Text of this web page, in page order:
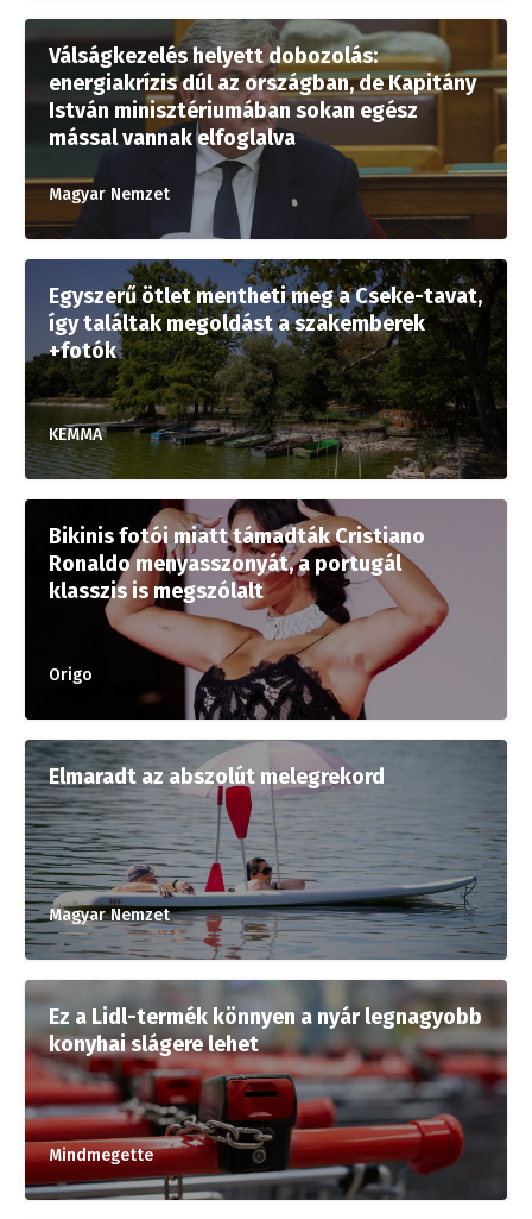
Válságkezelés helyett dobozolás:
energiakrízis dúl az országban, de Kapitány
István minisztériumában sokan egész
mással vannak elfoglalva
Magyar Nemzet
Egyszerű ötlet mentheti meg a Cseke-tavat,
így találtak megoldást a szakemberek
+fotók
KEMMA
Bikinis fotói miatt támadták Cristiano
Ronaldo menyasszonyát, a portugál
klasszis is megszólalt
Origo
Elmaradt az abszolút melegrekord
Magyar Nemzet
Ez a Lidl-termék könnyen a nyár legnagyobb
konyhai slágere lehet
Mindmegette